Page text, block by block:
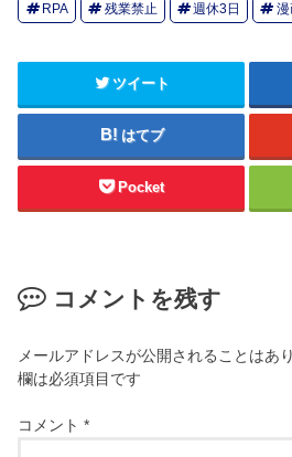
RPA 残業禁止 週休3日 漫
ツイート
はてブ
Pocket
コメントを残す
メールアドレスが公開されることはあ
欄は必須項目です
コメント*